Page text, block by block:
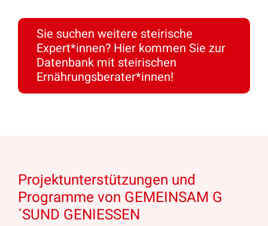
Sie suchen weitere steirische
Expert*innen? Hier kommen Sie zur
Datenbank mit steirischen
Ernährungsberater*innen!
Projektunterstützungen und
Programme von GEMEINSAM G
´SUND GENIESSEN